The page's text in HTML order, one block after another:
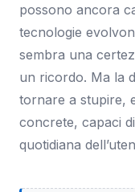
possono ancora
tecnologie
sembra una
un ricordo. Ma la
tornare a stupire,
concrete, capaci
quotidiana